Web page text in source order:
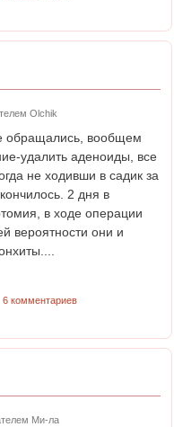
Olchik
обращались, вообщем
удалить аденоиды, все
не ходивши в садик за
2 дня в
в ходе операции
вероятности они и
6 комментариев
Ми-ла